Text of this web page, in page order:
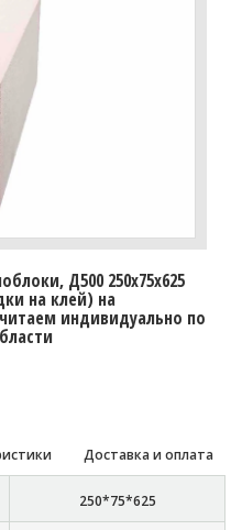
Д500 250x75x625
на клей) на
индивидуально по
Доставка и оплата
250*75*625